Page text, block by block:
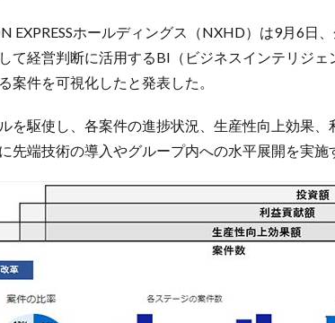
EXPRESSホールディングス（NXHD）は9月6日
て経営判断に活用するBI（ビジネスインテリジ
案件を可視化したと発表した。
を駆使し、各案件の進捗状況、生産性向上効果
先端技術の導入やグループ内への水平展開を実施